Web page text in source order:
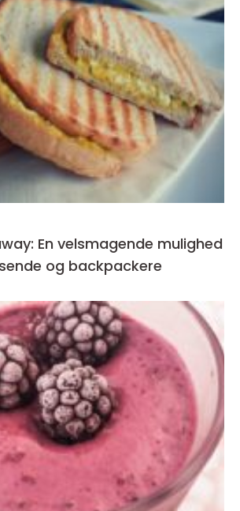
En velsmagende mulighed
og backpackere